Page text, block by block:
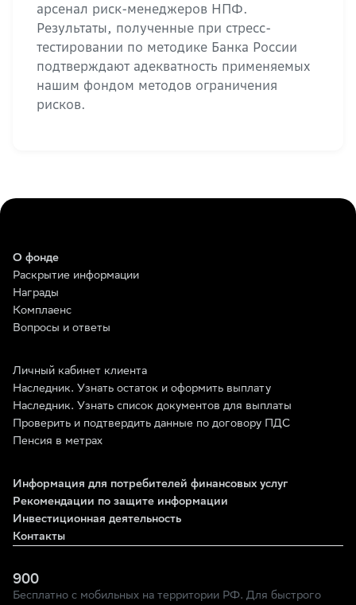
арсенал риск-менеджеров НПФ.
Результаты, полученные при стресс-
тестировании по методике Банка России
подтверждают адекватность применяемых
нашим фондом методов ограничения
рисков.
О фонде
Раскрытие информации
Награды
Комплаенс
Вопросы и ответы
Личный кабинет клиента
Наследник. Узнать остаток и оформить выплату
Наследник. Узнать список документов для выплаты
Проверить и подтвердить данные по договору ПДС
Пенсия в метрах
Информация для потребителей финансовых услуг
Рекомендации по защите информации
Инвестиционная деятельность
Контакты
900
Бесплатно с мобильных на территории РФ. Для быстрого